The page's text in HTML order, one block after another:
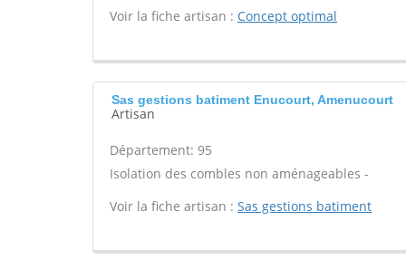
Voir la fiche artisan : Concept optimal
Sas gestions batiment Enucourt, Amenucourt
Artisan
Département: 95
Isolation des combles non aménageables -
Voir la fiche artisan : Sas gestions batiment